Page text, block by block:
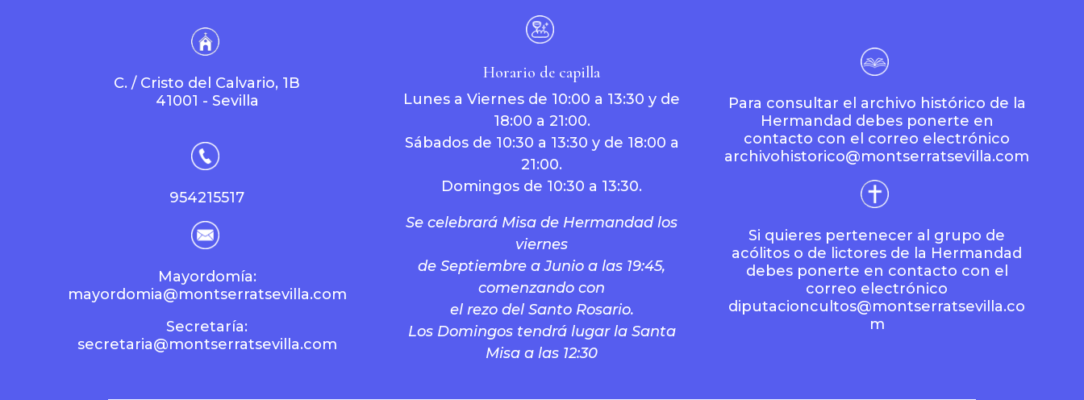
C. / Cristo del Calvario, 1B
41001 - Sevilla
954215517
Mayordomía:
mayordomia@montserratsevilla.com
Secretaría:
secretaria@montserratsevilla.com
Horario de capilla
Lunes a Viernes de 10:00 a 13:30 y de
18:00 a 21:00.
Sábados de 10:30 a 13:30 y de 18:00 a
21:00.
Domingos de 10:30 a 13:30.
Se celebrará Misa de Hermandad los
viernes
de Septiembre a Junio a las 19:45,
comenzando con
el rezo del Santo Rosario.
Los Domingos tendrá lugar la Santa
Misa a las 12:30
Para consultar el archivo histórico de la
Hermandad debes ponerte en
contacto con el correo electrónico
archivohistorico@montserratsevilla.com
Si quieres pertenecer al grupo de
acólitos o de lictores de la Hermandad
debes ponerte en contacto con el
correo electrónico
diputacioncultos@montserratsevilla.co
m